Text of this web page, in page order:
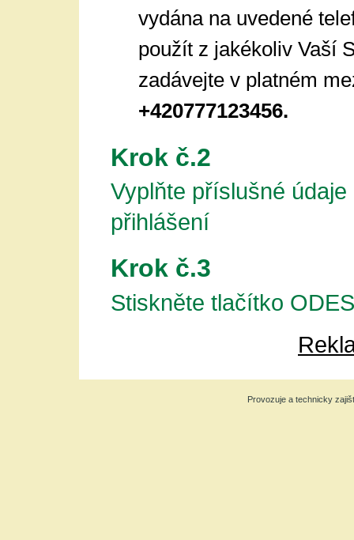
vydána na uvedené
použít z jakékoliv Vaší
zadávejte v platném
+420777123456.
Krok č.2
Vyplňte příslušné
přihlášení
Krok č.3
Stiskněte tlačítko
Provozuje a technicky